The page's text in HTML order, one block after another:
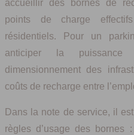
accueillir des bornes de
points de charge
résidentiels. Pour un
anticiper la puissance
dimensionnement des
coûts de recharge entre
Dans la note de service, il
règles d’usage des bornes